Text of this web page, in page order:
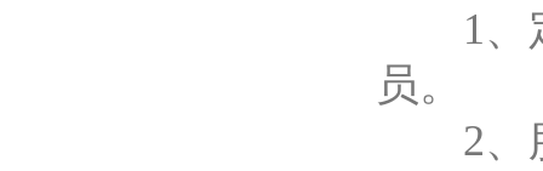
1、定
员。
2、